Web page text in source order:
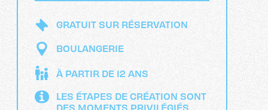
GRATUIT SUR RÉSERVATION
BOULANGERIE
À PARTIR DE 12 ANS
LES ÉTAPES DE CRÉATION SONT
DES MOMENTS PRIVILÉGIÉS